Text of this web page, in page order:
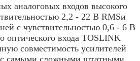
аналоговых входов высокого
2,2 - 22 В RMSи
с чувствительностью 0,6 - 6 В
оптического входа TOSLINK
совместимость усилителей
самыми сложными штатными